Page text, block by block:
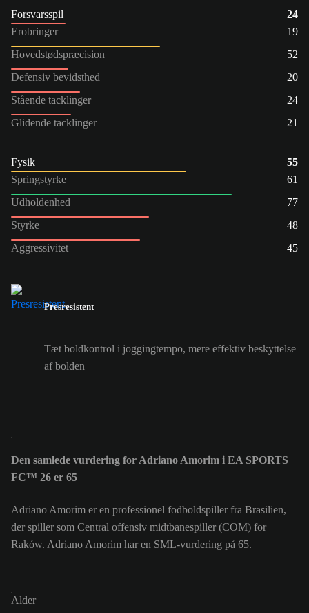
Forsvarsspil
24
Erobringer
19
Hovedstødspræcision
52
Defensiv bevidsthed
20
Stående tacklinger
24
Glidende tacklinger
21
Fysik
55
Springstyrke
61
Udholdenhed
77
Styrke
48
Aggressivitet
45
Presresistent
Tæt boldkontrol i joggingtempo, mere effektiv beskyttelse
af bolden
Den samlede vurdering for Adriano Amorim i EA SPORTS
FC™ 26 er 65
Adriano Amorim er en professionel fodboldspiller fra Brasilien,
der spiller som Central offensiv midtbanespiller (COM) for
Raków. Adriano Amorim har en SML-vurdering på 65.
Alder